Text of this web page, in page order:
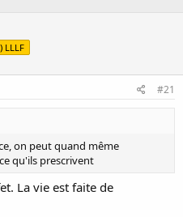
LLLF
#21
on peut quand même
qu'ils prescrivent
La vie est faite de